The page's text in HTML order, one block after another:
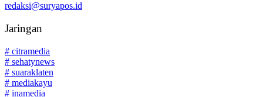
redaksi@suryapos.id
Jaringan
# citramedia
# sehatynews
# suaraklaten
# mediakayu
# inamedia